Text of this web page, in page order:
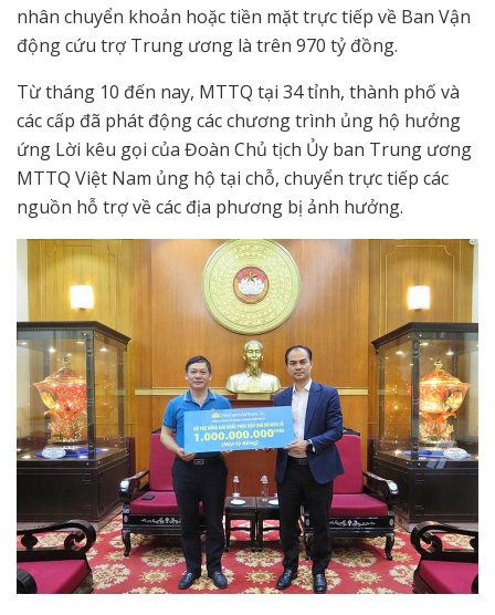
nhân chuyển khoản hoặc tiền mặt trực tiếp về Ban Vận
động cứu trợ Trung ương là trên 970 tỷ đồng.
Từ tháng 10 đến nay, MTTQ tại 34 tỉnh, thành phố và
các cấp đã phát động các chương trình ủng hộ hưởng
ứng Lời kêu gọi của Đoàn Chủ tịch Ủy ban Trung ương
MTTQ Việt Nam ủng hộ tại chỗ, chuyển trực tiếp các
nguồn hỗ trợ về các địa phương bị ảnh hưởng.